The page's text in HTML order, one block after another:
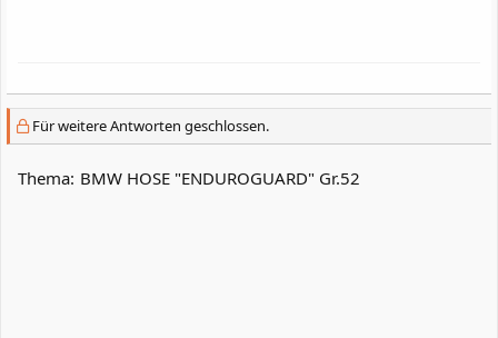
Für weitere Antworten geschlossen.
Thema: BMW HOSE "ENDUROGUARD" Gr.52